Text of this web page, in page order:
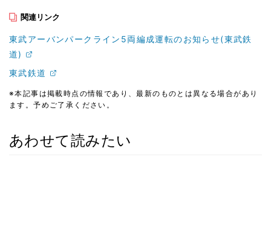
関連リンク
東武アーバンパークライン5両編成運転のお知らせ(東武鉄
道)
東武鉄道
※本記事は掲載時点の情報であり、最新のものとは異なる場合があり
ます。予めご了承ください。
あわせて読みたい